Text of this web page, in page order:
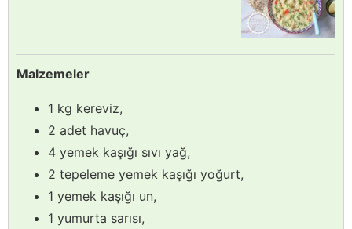
Malzemeler
1 kg kereviz,
2 adet havuç,
4 yemek kaşığı sıvı yağ,
2 tepeleme yemek kaşığı yoğurt,
1 yemek kaşığı un,
1 yumurta sarısı,